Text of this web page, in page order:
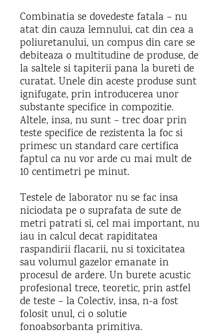
Combinatia se dovedeste fatala – nu
atat din cauza lemnului, cat din cea a
poliuretanului, un compus din care se
debiteaza o multitudine de produse, de
la saltele si tapiterii pana la bureti de
curatat. Unele din aceste produse sunt
ignifugate, prin introducerea unor
substante specifice in compozitie.
Altele, insa, nu sunt – trec doar prin
teste specifice de rezistenta la foc si
primesc un standard care certifica
faptul ca nu vor arde cu mai mult de
10 centimetri pe minut.
Testele de laborator nu se fac insa
niciodata pe o suprafata de sute de
metri patrati si, cel mai important, nu
iau in calcul decat rapiditatea
raspandirii flacarii, nu si toxicitatea
sau volumul gazelor emanate in
procesul de ardere. Un burete acustic
profesional trece, teoretic, prin astfel
de teste – la Colectiv, insa, n-a fost
folosit unul, ci o solutie
fonoabsorbanta primitiva.